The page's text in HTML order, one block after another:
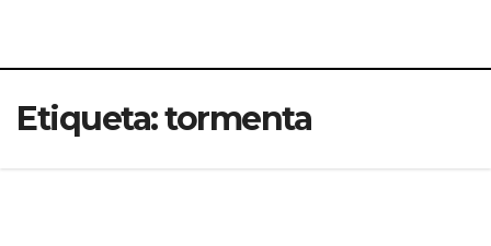
Etiqueta:tormenta